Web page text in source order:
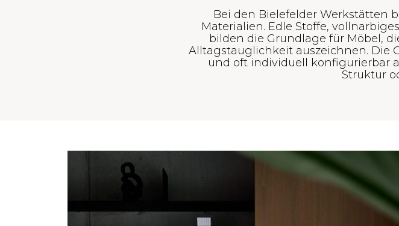
Bei den Bielefelder Werkstätten
Materialien. Edle Stoffe,
bilden die Grundlage für Möbel,
Alltagstauglichkeit auszeichnen. Die
und oft individuell konfigurierbar
Struktur